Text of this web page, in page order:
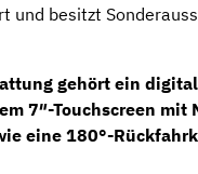
und besitzt
gehört ein
7″-Touchscreen mit
eine 180°-